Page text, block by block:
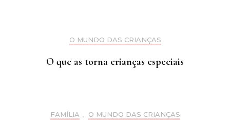
O MUNDO DAS CRIANÇAS
O que as torna crianças especiais
FAMÍLIA , O MUNDO DAS CRIANÇAS